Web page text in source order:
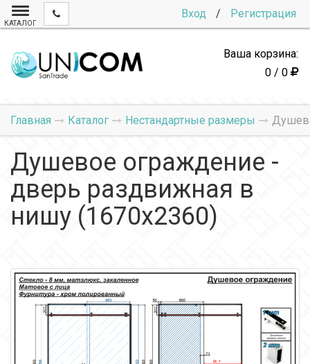
Вход / Регистрация
КАТАЛОГ
Ваша корзина:
0 / 0
Главная Каталог Нестандартные размеры
Душевое ограждение -
дверь раздвижная в
нишу (1670х2360)